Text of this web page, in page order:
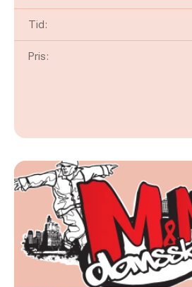
Tid:
Pris: